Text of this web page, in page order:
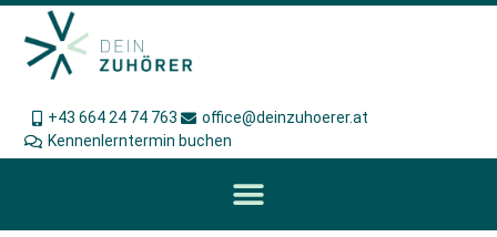
+43 664 24 74 763
office@deinzuhoerer.at
Kennenlerntermin buchen